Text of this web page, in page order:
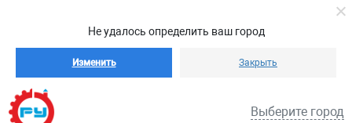
Не удалось определить ваш город
Изменить Закрыть
Выберите город